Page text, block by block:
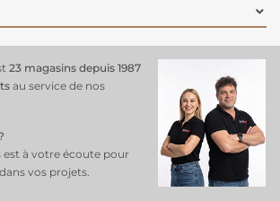
23 magasins depuis 1987
au service de nos
à votre écoute pour
vos projets.